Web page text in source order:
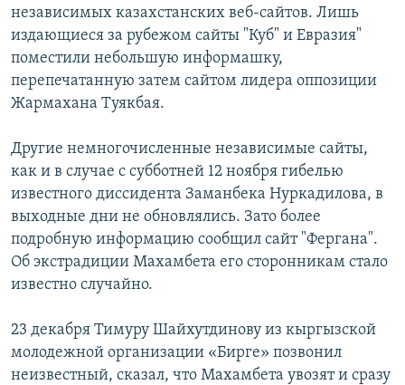
независимых казахстанских веб-сайтов. Лишь
издающиеся за рубежом сайты "Куб" и Евразия"
поместили небольшую информашку,
перепечатанную затем сайтом лидера оппозиции
Жармахана Туякбая.
Другие немногочисленные независимые сайты,
как и в случае с субботней 12 ноября гибелью
известного диссидента Заманбека Нуркадилова, в
выходные дни не обновлялись. Зато более
подробную информацию сообщил сайт "Фергана".
Об экстрадиции Махамбета его сторонникам стало
известно случайно.
23 декабря Тимуру Шайхутдинову из кыргызской
молодежной организации «Бирге» позвонил
неизвестный, сказал, что Махамбета увозят и сразу